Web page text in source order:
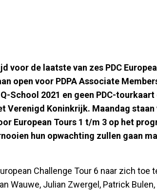
voor de laatste van zes PDC
open voor PDPA Associate
School 2021 en geen PDC-
Verenigd Koninkrijk. Maandag
European Tours 1 t/m 3 op het
hun opwachting zullen gaan
Challenge Tour 6 naar zich toe
Wauwe, Julian Zwergel, Patrick